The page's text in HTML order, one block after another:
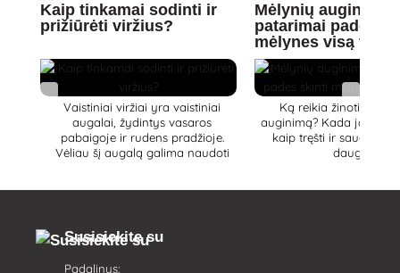
Kaip tinkamai sodinti ir
prižiūrėti viržius?
Vaistiniai viržiai yra vaistiniai
augalai, žydintys vasaros
pabaigoje ir rudens pradžioje.
Vėliau šį augalą galima naudoti
Mėlynių
patarimai padės
mėlynes visą
Ką reikia žinoti apie
auginimą? Kada jas
kaip tręšti ir saugoti?
daugiau.
Susisiekite su
Padalinys: